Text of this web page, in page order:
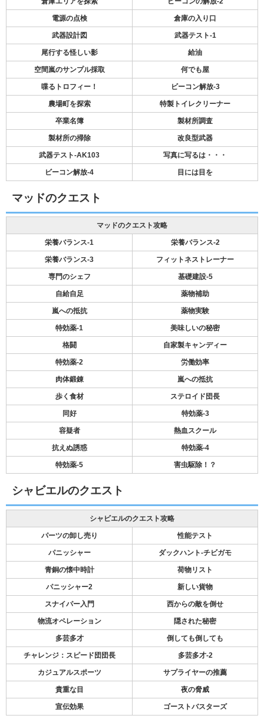
電源の点検 倉庫の入り口
武器設計図 武器テスト-1
尾行する怪しい影 給油
空間嵐のサンプル採取 何でも屋
喋るトロフィー！ ビーコン解放-3
農場町を探索 特製トイレクリーナー
卒業名簿 製材所調査
製材所の掃除 改良型武器
武器テスト-AK103 写真に写るは・・・
ビーコン解放-4 目には目を
マッドのクエスト
マッドのクエスト攻略
栄養バランス-1 栄養バランス-2
栄養バランス-3 フィットネストレーナー
専門のシェフ 基礎建設-5
自給自足 薬物補助
嵐への抵抗 薬物実験
特効薬-1 美味しいの秘密
格闘 自家製キャンディー
特効薬-2 労働効率
肉体鍛錬 嵐への抵抗
歩く食材 ステロイド団長
同好 特効薬-3
容疑者 熱血スクール
抗えぬ誘惑 特効薬-4
特効薬-5 害虫駆除！？
シャビエルのクエスト
シャビエルのクエスト攻略
パーツの卸し売り 性能テスト
パニッシャー ダックハント-チビガモ
青銅の懐中時計 荷物リスト
パニッシャー2 新しい貨物
スナイパー入門 西からの敵を倒せ
物流オペレーション 隠された秘密
多芸多才 倒しても倒しても
チャレンジ：スピード団団長 多芸多才-2
カジュアルスポーツ サプライヤーの推薦
貴重な目 夜の脅威
宣伝効果 ゴーストバスターズ